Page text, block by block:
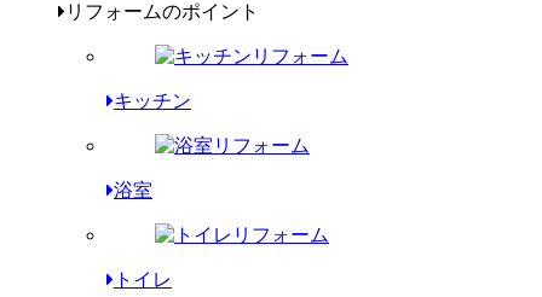
リフォームのポイント
キッチン
浴室
トイレ